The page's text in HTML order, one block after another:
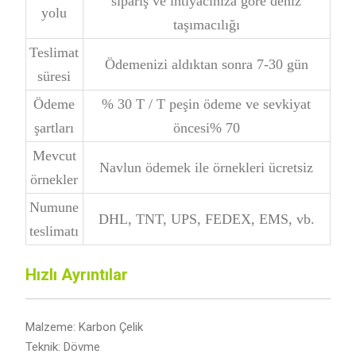
yolu
taşımacılığı
Teslimat
süresi
Ödemenizi aldıktan sonra 7-30 gün
Ödeme
şartları
% 30 T / T peşin ödeme ve sevkiyat
öncesi% 70
Mevcut
örnekler
Navlun ödemek ile örnekleri ücretsiz
Numune
teslimatı
DHL, TNT, UPS, FEDEX, EMS, vb.
Hızlı Ayrıntılar
Malzeme: Karbon Çelik
Teknik: Dövme